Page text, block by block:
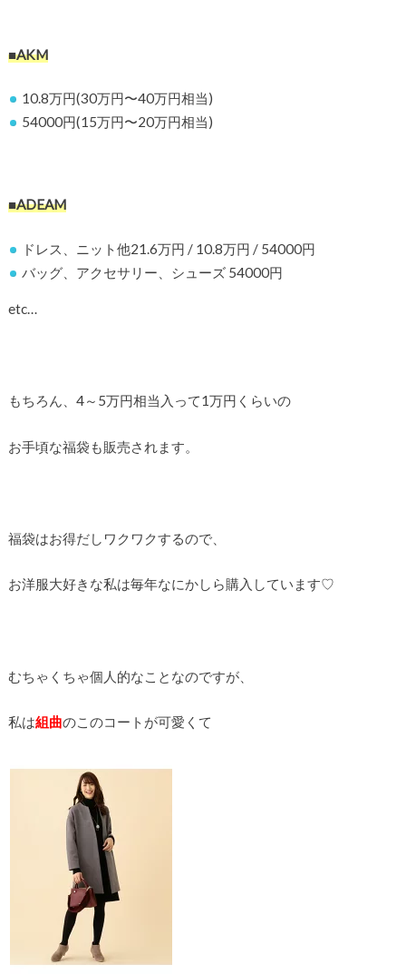
■AKM
10.8万円(30万円〜40万円相当)
54000円(15万円〜20万円相当)
■ADEAM
ドレス、ニット他21.6万円 / 10.8万円 / 54000円
バッグ、アクセサリー、シューズ 54000円
etc…
もちろん、4～5万円相当入って1万円くらいの
お手頃な福袋も販売されます。
福袋はお得だしワクワクするので、
お洋服大好きな私は毎年なにかしら購入しています♡
むちゃくちゃ個人的なことなのですが、
私は組曲のこのコートが可愛くて